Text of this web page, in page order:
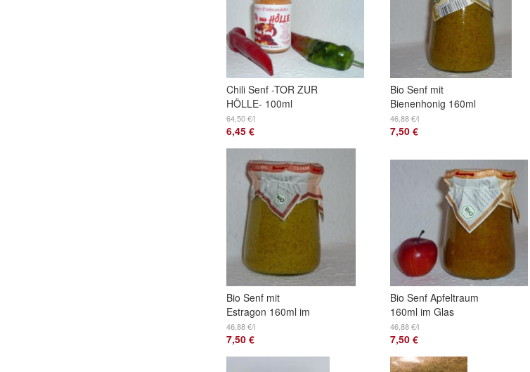
Chili Senf -TOR ZUR
HÖLLE- 100ml
64,50 €/l
6,45 €
Bio Senf mit
Bienenhonig 160ml
im Glas
46,88 €/l
7,50 €
Bio Senf mit
Estragon 160ml im
Glas
46,88 €/l
7,50 €
Bio Senf Apfeltraum
160ml im Glas
46,88 €/l
7,50 €